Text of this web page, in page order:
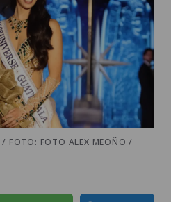
/ FOTO: FOTO ALEX MEOÑO /